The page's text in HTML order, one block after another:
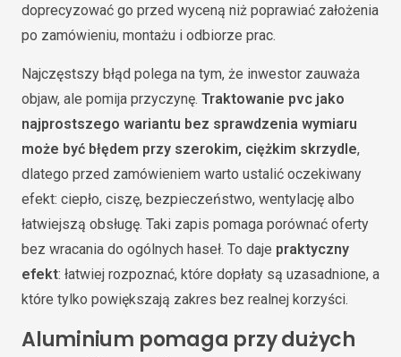
doprecyzować go przed wyceną niż poprawiać założenia
po zamówieniu, montażu i odbiorze prac.
Najczęstszy błąd polega na tym, że inwestor zauważa
objaw, ale pomija przyczynę. Traktowanie pvc jako
najprostszego wariantu bez sprawdzenia wymiaru
może być błędem przy szerokim, ciężkim skrzydle,
dlatego przed zamówieniem warto ustalić oczekiwany
efekt: ciepło, ciszę, bezpieczeństwo, wentylację albo
łatwiejszą obsługę. Taki zapis pomaga porównać oferty
bez wracania do ogólnych haseł. To daje praktyczny
efekt: łatwiej rozpoznać, które dopłaty są uzasadnione, a
które tylko powiększają zakres bez realnej korzyści.
Aluminium pomaga przy dużych